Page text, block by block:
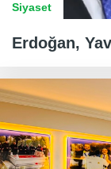
Siyaset
Erdoğan,